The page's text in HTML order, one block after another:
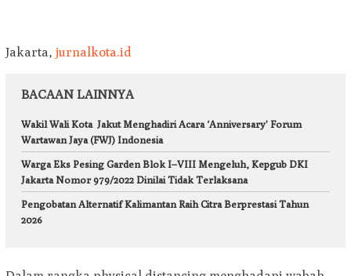
Jakarta, jurnalkota.id
BACAAN LAINNYA
Wakil Wali Kota Jakut Menghadiri Acara ‘Anniversary’ Forum
Wartawan Jaya (FWJ) Indonesia
Warga Eks Pesing Garden Blok I–VIII Mengeluh, Kepgub DKI
Jakarta Nomor 979/2022 Dinilai Tidak Terlaksana
Pengobatan Alternatif Kalimantan Raih Citra Berprestasi Tahun
2026